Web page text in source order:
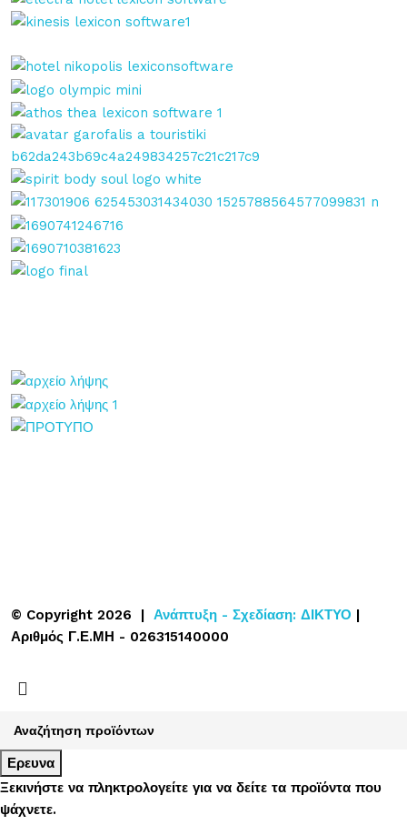
© Copyright 2026 | Ανάπτυξη - Σχεδίαση: ΔΙΚΤΥΟ |
Αριθμός Γ.Ε.ΜΗ - 026315140000
Ερευνα
Ξεκινήστε να πληκτρολογείτε για να δείτε τα προϊόντα που
ψάχνετε.